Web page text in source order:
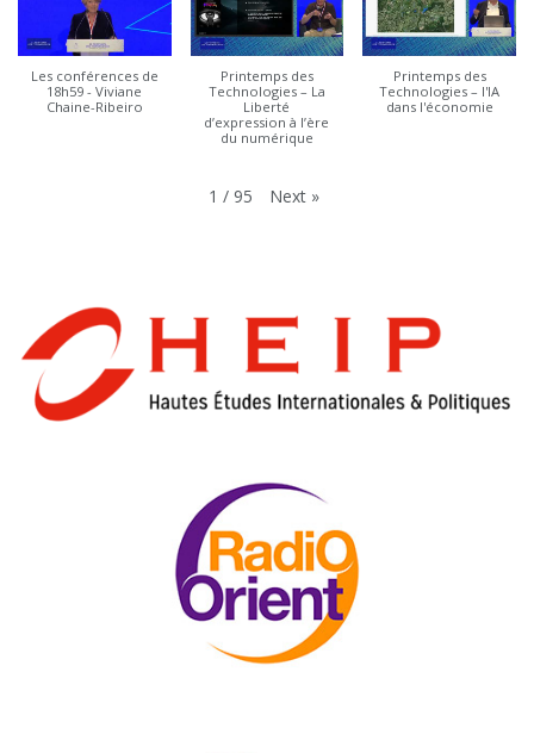
Les conférences de
18h59 - Viviane
Chaine-Ribeiro
Printemps des
Technologies – La
Liberté
d’expression à l’ère
du numérique
Printemps des
Technologies – l'IA
dans l'économie
1 / 95 Next »